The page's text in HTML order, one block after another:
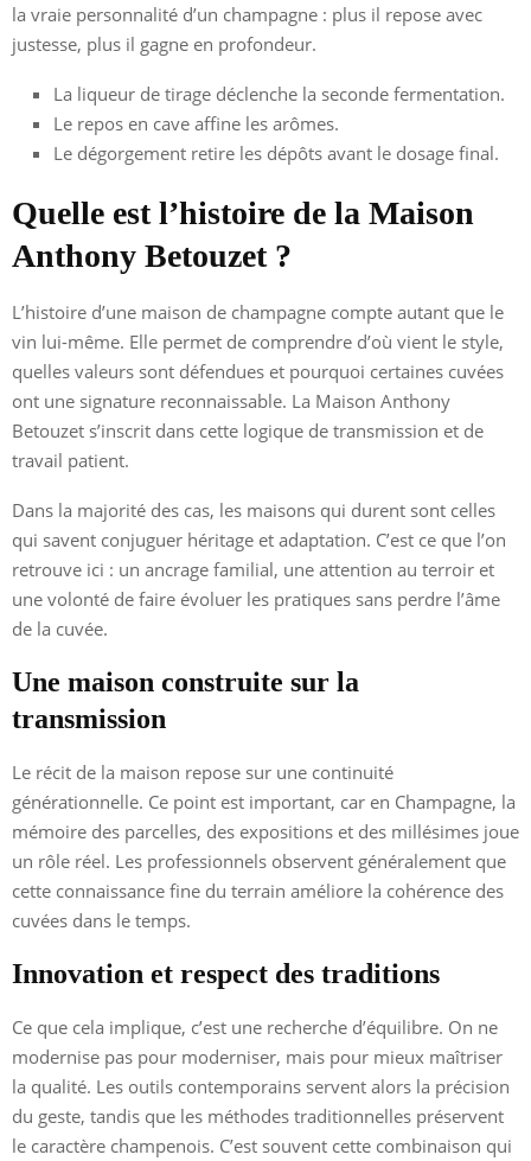
la vraie personnalité d’un champagne : plus il repose avec
justesse, plus il gagne en profondeur.
La liqueur de tirage déclenche la seconde fermentation.
Le repos en cave affine les arômes.
Le dégorgement retire les dépôts avant le dosage final.
Quelle est l’histoire de la Maison
Anthony Betouzet ?
L’histoire d’une maison de champagne compte autant que le
vin lui-même. Elle permet de comprendre d’où vient le style,
quelles valeurs sont défendues et pourquoi certaines cuvées
ont une signature reconnaissable. La Maison Anthony
Betouzet s’inscrit dans cette logique de transmission et de
travail patient.
Dans la majorité des cas, les maisons qui durent sont celles
qui savent conjuguer héritage et adaptation. C’est ce que l’on
retrouve ici : un ancrage familial, une attention au terroir et
une volonté de faire évoluer les pratiques sans perdre l’âme
de la cuvée.
Une maison construite sur la
transmission
Le récit de la maison repose sur une continuité
générationnelle. Ce point est important, car en Champagne, la
mémoire des parcelles, des expositions et des millésimes joue
un rôle réel. Les professionnels observent généralement que
cette connaissance fine du terrain améliore la cohérence des
cuvées dans le temps.
Innovation et respect des traditions
Ce que cela implique, c’est une recherche d’équilibre. On ne
modernise pas pour moderniser, mais pour mieux maîtriser
la qualité. Les outils contemporains servent alors la précision
du geste, tandis que les méthodes traditionnelles préservent
le caractère champenois. C’est souvent cette combinaison qui